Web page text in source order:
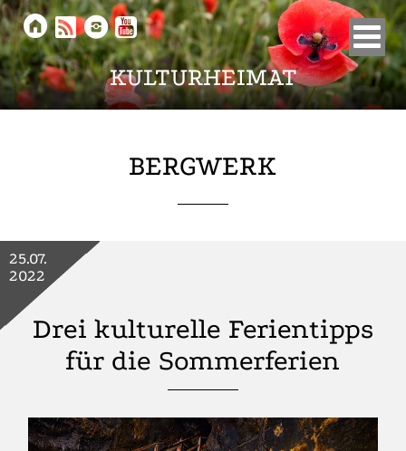
KULTURHEIMAT
    
BERGWERK
Drei kulturelle Ferientipps
für die Sommerferien
25.07.
2022